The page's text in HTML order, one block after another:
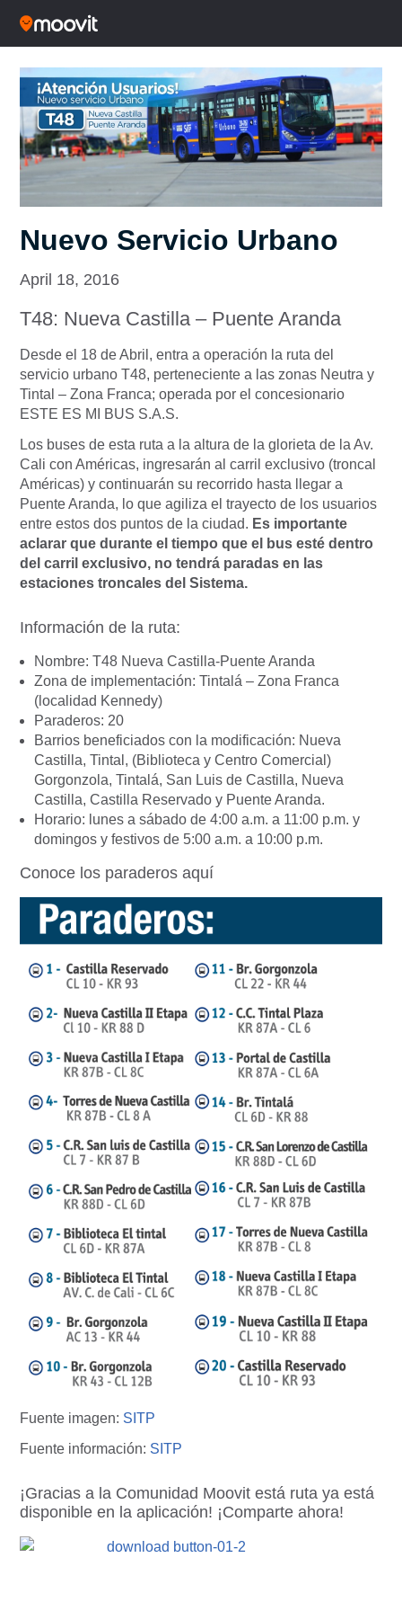
Nuevo Servicio Urbano
April 18, 2016
T48: Nueva Castilla – Puente Aranda
Desde el 18 de Abril, entra a operación la ruta del
servicio urbano T48, perteneciente a las zonas Neutra y
Tintal – Zona Franca; operada por el concesionario
ESTE ES MI BUS S.A.S.
Los buses de esta ruta a la altura de la glorieta de la Av.
Cali con Américas, ingresarán al carril exclusivo (troncal
Américas) y continuarán su recorrido hasta llegar a
Puente Aranda, lo que agiliza el trayecto de los usuarios
entre estos dos puntos de la ciudad. Es importante
aclarar que durante el tiempo que el bus esté dentro
del carril exclusivo, no tendrá paradas en las
estaciones troncales del Sistema.
Información de la ruta:
Nombre: T48 Nueva Castilla-Puente Aranda
Zona de implementación: Tintalá – Zona Franca
(localidad Kennedy)
Paraderos: 20
Barrios beneficiados con la modificación: Nueva
Castilla, Tintal, (Biblioteca y Centro Comercial)
Gorgonzola, Tintalá, San Luis de Castilla, Nueva
Castilla, Castilla Reservado y Puente Aranda.
Horario: lunes a sábado de 4:00 a.m. a 11:00 p.m. y
domingos y festivos de 5:00 a.m. a 10:00 p.m.
Conoce los paraderos aquí
Fuente imagen: SITP
Fuente información: SITP
¡Gracias a la Comunidad Moovit está ruta ya está
disponible en la aplicación! ¡Comparte ahora!